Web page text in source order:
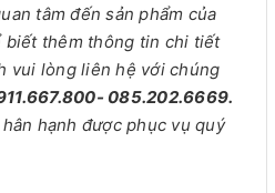
tâm đến sản phẩm của
biết thêm thông tin chi tiết
vui lòng liên hệ với chúng
085.202.6669.
hạnh được phục vụ quý